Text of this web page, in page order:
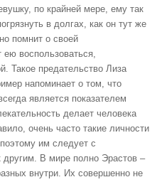
по крайней мере, ему так
в долгах, как он тут же
помнит о своей
ею воспользоваться,
Такое предательство Лиза
напоминает о том, что
является показателем
делает человека
очень часто такие личности
им следует с
другим. В мире полно Эрастов –
внутри. Их совершенно не